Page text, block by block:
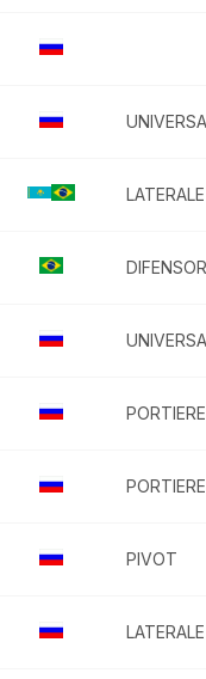
LATERALE
PORTIERE
PORTIERE
PIVOT
LATERALE